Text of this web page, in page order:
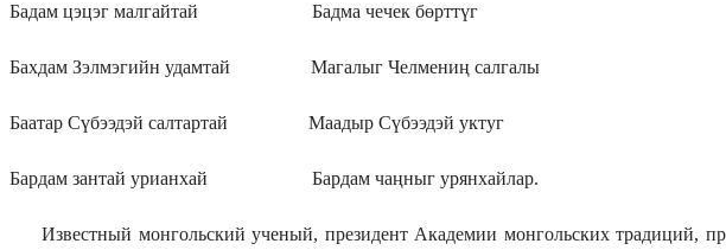
Бадам цэцэг малгайтай Бадма чечек бөрттүг
Бахдам Зэлмэгийн удамтай Магалыг Челмениң салгалы
Баатар Сүбээдэй салтартай Маадыр Сүбээдэй уктуг
Бардам зантай урианхай Бардам чаңныг урянхайлар.
Известный монгольский ученый, президент Академии монгольских традиций,